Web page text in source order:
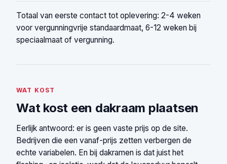
Totaal van eerste contact tot oplevering: 2-4 weken
voor vergunningvrije standaardmaat, 6-12 weken bij
speciaalmaat of vergunning.
WAT KOST
Wat kost een dakraam plaatsen
Eerlijk antwoord: er is geen vaste prijs op de site.
Bedrijven die een vanaf-prijs zetten verbergen de
echte variabelen. En bij dakramen is dat juist het